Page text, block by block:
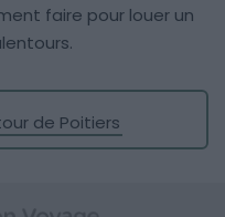
faire pour louer un
de Poitiers